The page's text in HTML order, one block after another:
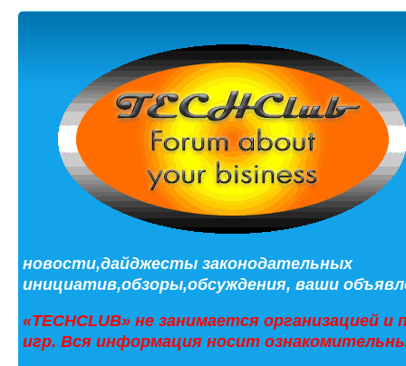
новости,дайджесты законодательных
инициатив,обзоры,обсуждения, ваши
«TECHCLUB» не занимается организацией
игр. Вся информация носит